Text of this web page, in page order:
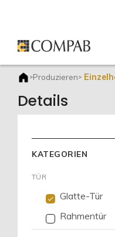
>Produzieren>
Details
KATEGORIEN
TÜR
Glatte-Tür
Rahmentür